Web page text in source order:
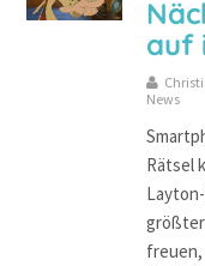
auf
News
Rätsel
freuen,